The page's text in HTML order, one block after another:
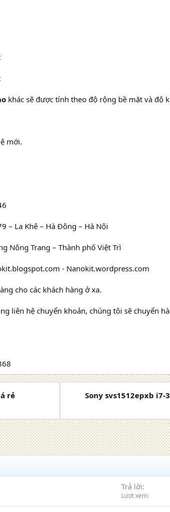
khác sẽ được tính theo độ rộng bề mặt và độ
mới.
– La Khê – Hà Đông – Hà Nội
Nông Trang – Thành phố Việt Trì
- Nanokit.wordpress.com
cho các khách hàng ở xa.
liên hệ chuyển khoản, chúng tôi sẽ chuyển
rẻ
Sony svs1512epxb
Trả lời
Lượt xem